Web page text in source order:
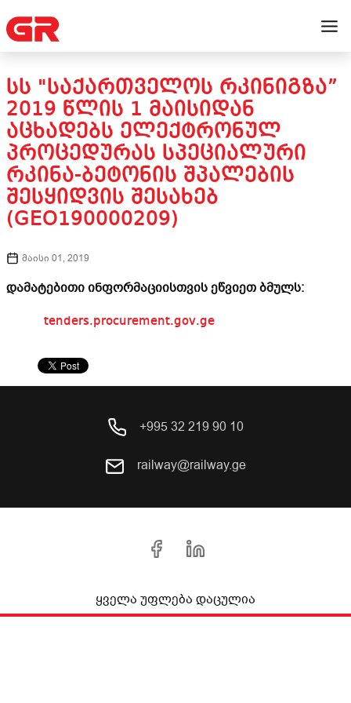
ᲡᲡ "ᲡᲐᲥᲐᲠᲗᲕᲔᲚᲝᲡ ᲠᲙᲘᲜᲘᲒᲖᲐ”
2019 ᲬᲚᲘᲡ 1 ᲛᲐᲘᲡᲘᲓᲐᲜ
ᲐᲪᲮᲐᲓᲔᲑᲡ ᲔᲚᲔᲥᲢᲠᲝᲜᲣᲚ
ᲞᲠᲝᲪᲔᲓᲣᲠᲐᲡ ᲡᲞᲔᲪᲘᲐᲚᲣᲠᲘ
ᲠᲙᲘᲜᲐ-ᲑᲔᲢᲝᲜᲘᲡ ᲨᲞᲐᲚᲔᲑᲘᲡ
ᲨᲔᲡᲧᲘᲓᲕᲘᲡ ᲨᲔᲡᲐᲮᲔᲑ
(GEO190000209)
მაისი 01, 2019
დამატებითი ინფორმაციისთვის ეწვიეთ ბმულს:
tenders.procurement.gov.ge
+995 32 219 90 10
railway@railway.ge
ყველა უფლება დაცულია